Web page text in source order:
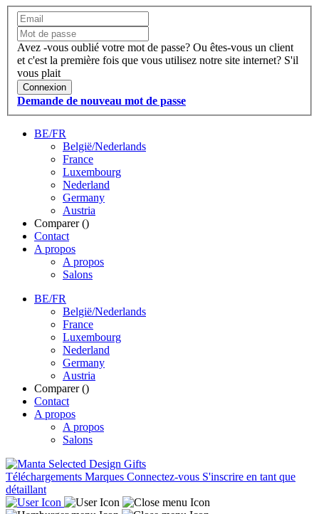
Avez -vous oublié votre mot de passe? Ou êtes-vous un client
et c'est la première fois que vous utilisez notre site internet? S'il
vous plait
Connexion
Demande de nouveau mot de passe
BE/FR
België/Nederlands
France
Luxembourg
Nederland
Germany
Austria
Comparer ()
Contact
A propos
A propos
Salons
BE/FR
België/Nederlands
France
Luxembourg
Nederland
Germany
Austria
Comparer ()
Contact
A propos
A propos
Salons
Téléchargements Marques Connectez-vous S'inscrire en tant que
détaillant